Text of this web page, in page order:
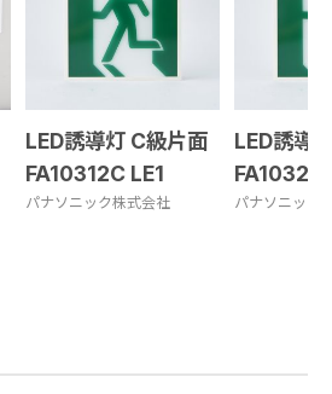
LED誘導灯 C級片面
FA10312C LE1
パナソニック株式会社
LED誘導
パナソニック